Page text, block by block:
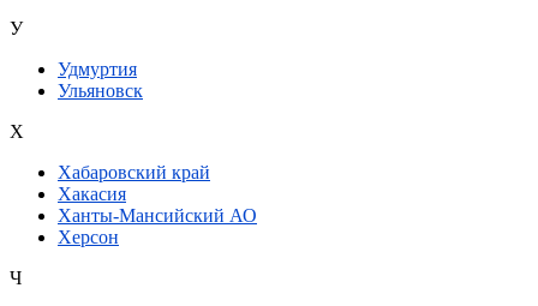
У
Удмуртия
Ульяновск
Х
Хабаровский край
Хакасия
Ханты-Мансийский АО
Херсон
Ч